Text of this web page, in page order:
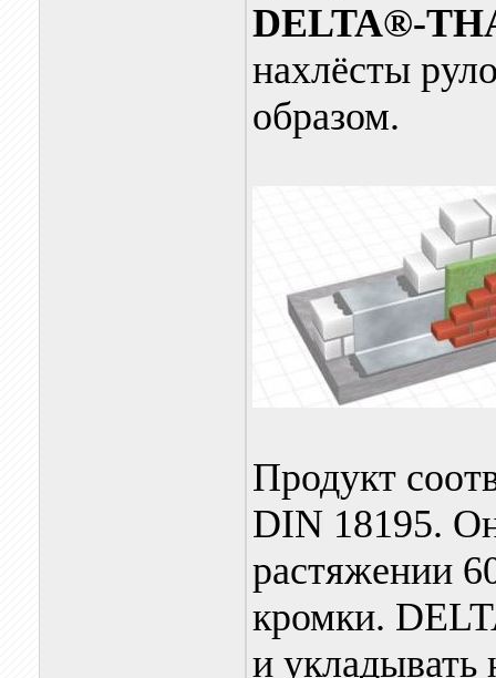
DELTA®-
нахлёсты
образом.
Продукт
DIN 18195.
растяжении
кромки.
и